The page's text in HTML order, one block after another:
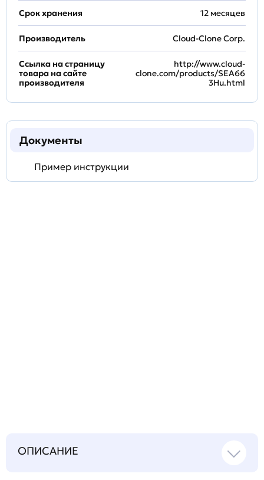
Срок хранения 12 месяцев
Производитель Cloud-Clone Corp.
Ссылка на страницу
товара на сайте
производителя
http://www.cloud-
clone.com/products/SEA66
3Hu.html
Документы
Пример инструкции
ОПИСАНИЕ